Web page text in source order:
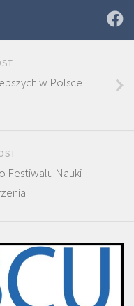
w Polsce!
Festiwalu Nauki –